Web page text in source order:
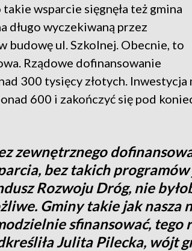
wsparcie sięgnęła też gmina
długo wyczekiwaną przez
budowę ul. Szkolnej. Obecnie, to
Rządowe dofinansowanie
300 tysięcy złotych. Inwestycja
600 i zakończyć się pod
zewnętrznego
bez takich
Rozwoju Dróg, nie
Gminy takie jak nasza
sfinansować, tego
Julita Pilecka, wójt